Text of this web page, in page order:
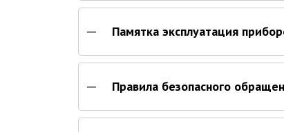
Памятка эксплуатация
Правила безопасного